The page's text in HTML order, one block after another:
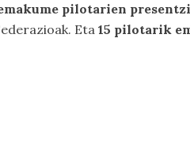
pilotarien
Eta 15 pilotarik